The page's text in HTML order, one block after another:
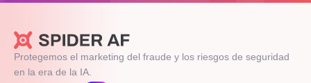
Protegemos el marketing del fraude y los riesgos de seguridad
en la era de la IA.